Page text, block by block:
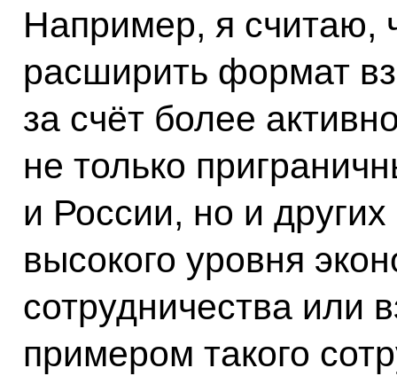
Например, я считаю,
расширить формат
за счёт более
не только
и России, но и
высокого уровня
сотрудничества или
примером такого